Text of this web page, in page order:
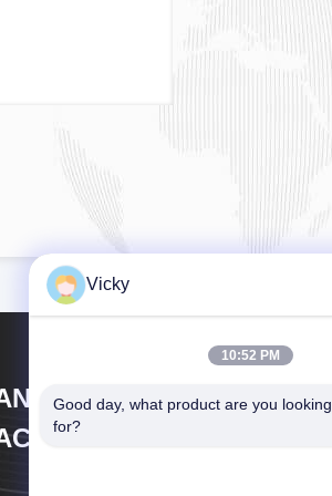
LAIYI PACKING
CO.,LTD.
Vicky
10:52 PM
Good day, what product are you looking
for?